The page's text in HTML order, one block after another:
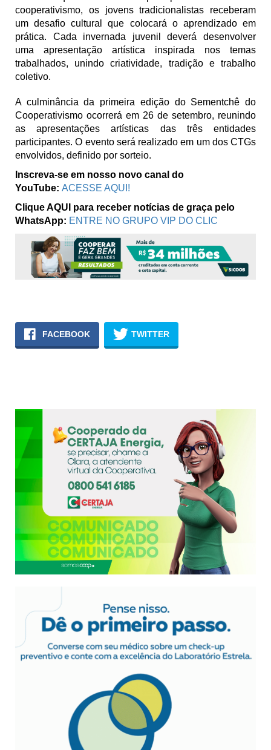
cooperativismo, os jovens tradicionalistas receberam
um desafio cultural que colocará o aprendizado em
prática. Cada invernada juvenil deverá desenvolver
uma apresentação artística inspirada nos temas
trabalhados, unindo criatividade, tradição e trabalho
coletivo.
A culminância da primeira edição do Sementchê do
Cooperativismo ocorrerá em 26 de setembro, reunindo
as apresentações artísticas das três entidades
participantes. O evento será realizado em um dos CTGs
envolvidos, definido por sorteio.
Inscreva-se em nosso novo canal do
YouTube: ACESSE AQUI!
Clique AQUI para receber notícias de graça pelo
WhatsApp: ENTRE NO GRUPO VIP DO CLIC
FACEBOOK TWITTER